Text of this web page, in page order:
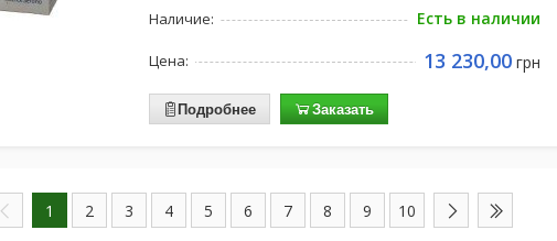
Наличие: Есть в наличии
Цена: 13 230,00грн
Подробнее Заказать
1 2 3 4 5 6 7 8 9 10